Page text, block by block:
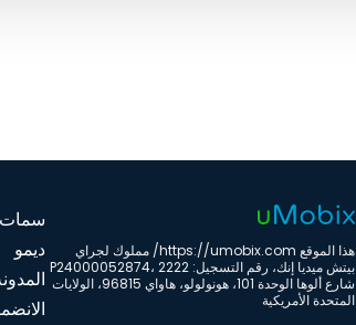
هذا الموقع https://umobix.com/ مملوك لجراي
بيتش ميديا إنك، رقم التسجيل: P24000052874، 2222
شارع ألوها الوحدة 101، هونولولو، هاواي 96815، الولايات
المتحدة الأمريكية
سمات
ديمو